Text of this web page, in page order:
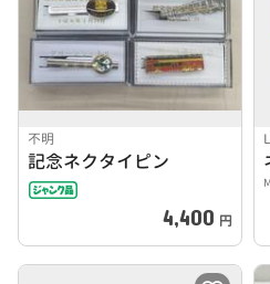
不明
記念ネクタイピン
4,400 円